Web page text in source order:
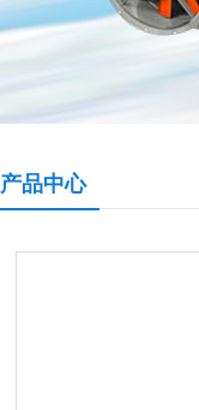
产品中心